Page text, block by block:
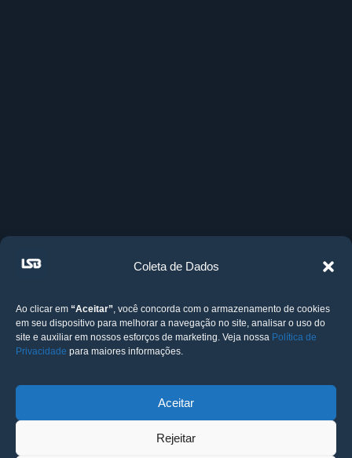
Coleta de Dados
Ao clicar em “Aceitar” , você concorda com o armazenamento de cookies
em seu dispositivo para melhorar a navegação no site, analisar o uso do
site e auxiliar em nossos esforços de marketing. Veja nossa Política de
Privacidade para maiores informações.
Aceitar
Rejeitar